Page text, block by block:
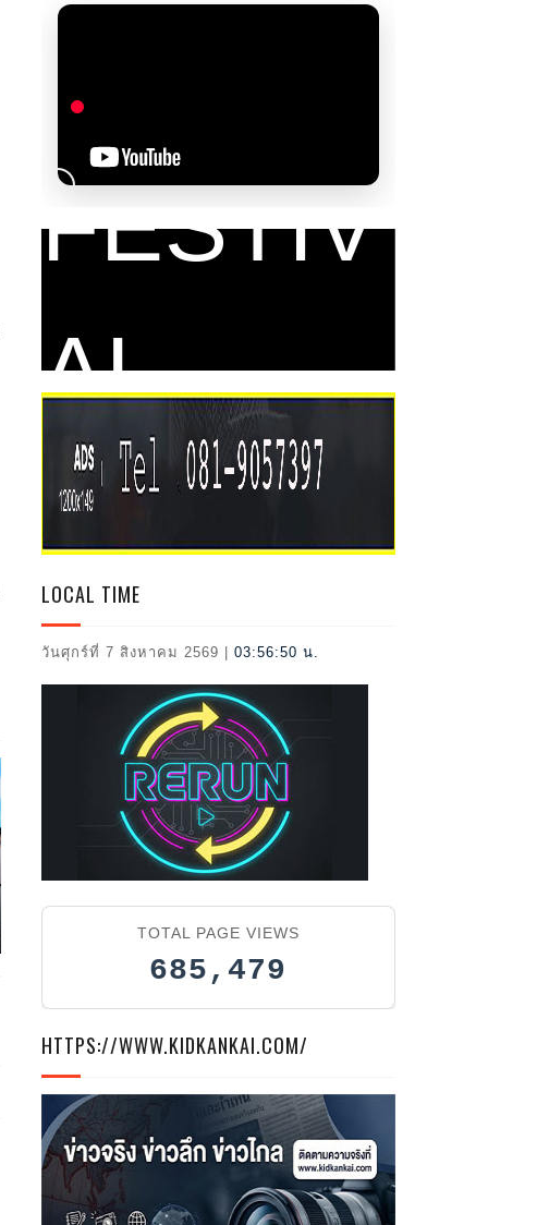
FAM
FESTIV
AL
2026
LOCAL TIME
วันศุกร์ที่ 7 สิงหาคม 2569 | 03:56:51 น.
TOTAL PAGE VIEWS
685,479
HTTPS://WWW.KIDKANKAI.COM/